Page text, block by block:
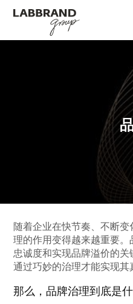
随着企业在快节奏、不断
理的作用变得越来越重要
忠诚度和实现品牌溢价的
通过巧妙的治理才能实现其
那么，品牌治理到底是什